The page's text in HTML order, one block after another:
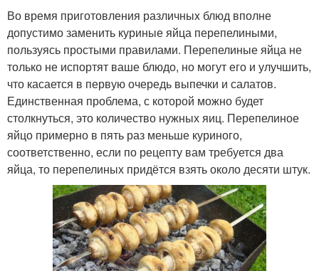
Во время приготовления различныx блюд вполне
допустимо заменить куриные яйца перепелиными,
пользуясь простыми правилами. Перепелиные яйца не
только не испортят ваше блюдо, но могут его и улучшить,
что касается в первую очередь выпечки и салатов.
Единственная проблема, с которой можно будет
столкнуться, это количество нужных яиц. Перепелиное
яйцо примерно в пять раз меньше куриного,
соответственно, если по рецепту вам требуется два
яйца, то перепелиных придётся взять около десяти штук.